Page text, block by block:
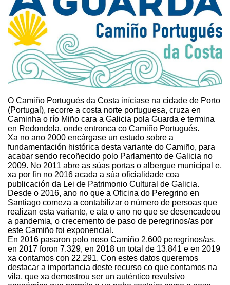
O Camiño Portugués da Costa iníciase na cidade de Porto
(Portugal), recorre a costa norte portuguesa, cruza en
Caminha o río Miño cara a Galicia pola Guarda e termina
en Redondela, onde entronca co Camiño Portugués.
Xa no ano 2000 encárgase un estudo sobre a
fundamentación histórica desta variante do Camiño, para
acabar sendo recoñecido polo Parlamento de Galicia no
2009. No 2011 abre as súas portas o albergue municipal e,
xa por fin no 2016 acada a súa oficialidade coa
publicación da Lei de Patrimonio Cultural de Galicia.
Desde o 2016, ano no que a Oficina do Peregrino en
Santiago comeza a contabilizar o número de persoas que
realizan esta variante, e ata o ano no que se desencadeou
a pandemia, o crecemento de paso de peregrinos/as por
este Camiño foi exponencial.
En 2016 pasaron polo noso Camiño 2.600 peregrinos/as,
en 2017 foron 7.329, en 2018 un total de 13.841 e en 2019
xa contamos con 22.291. Con estes datos queremos
destacar a importancia deste recurso co que contamos na
vila, que xa demostrou ser un auténtico revulsivo